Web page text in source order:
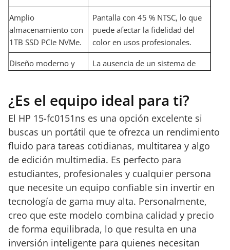
Amplio
almacenamiento con
1TB SSD PCIe NVMe.
Pantalla con 45 % NTSC, lo que
puede afectar la fidelidad del
color en usos profesionales.
Diseño moderno y
antirrelectante.
La ausencia de un sistema de
prolongadas.
¿Es el equipo ideal para ti?
El HP 15-fc0151ns es una opción excelente si
buscas un portátil que te ofrezca un rendimiento
fluido para tareas cotidianas, multitarea y algo
de edición multimedia. Es perfecto para
estudiantes, profesionales y cualquier persona
que necesite un equipo confiable sin invertir en
tecnología de gama muy alta. Personalmente,
creo que este modelo combina calidad y precio
de forma equilibrada, lo que resulta en una
inversión inteligente para quienes necesitan